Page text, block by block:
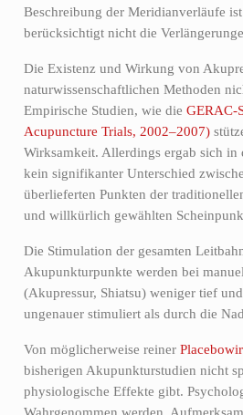
Beschreibung der Meridianverläufe
berücksichtigt nicht die
Die Existenz und Wirkung von
naturwissenschaftlichen Methoden
Empirische Studien, wie die GERAC-
Acupuncture Trials, 2002–2007)
Wirksamkeit. Allerdings ergab sich in
kein signifikanter Unterschied
überlieferten Punkten der
und willkürlich gewählten
Die Stimulation der gesamten
Akupunkturpunkte werden bei
(Akupressur, Shiatsu) weniger tief
ungenauer stimuliert als durch die
Von möglicherweise reiner
bisherigen Akupunkturstudien nicht
physiologische Effekte gibt.